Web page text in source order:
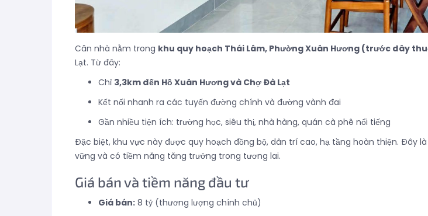
Căn nhà nằm trong khu quy hoạch Thái Lâm, Phường Xuân Hương (trước đây
Lạt. Từ đây:
Chỉ 3,3km đến Hồ Xuân Hương và Chợ Đà Lạt
Kết nối nhanh ra các tuyến đường chính và đường vành đai
Gần nhiều tiện ích: trường học, siêu thị, nhà hàng, quán cà phê nổi tiếng
Đặc biệt, khu vực này được quy hoạch đồng bộ, dân trí cao, hạ tầng hoàn thiện. Đây
vững và có tiềm năng tăng trưởng trong tương lai.
Giá bán và tiềm năng đầu tư
Giá bán: 8 tỷ (thương lượng chính chủ)